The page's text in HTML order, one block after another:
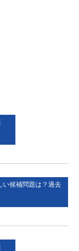
い候補問題は？過去